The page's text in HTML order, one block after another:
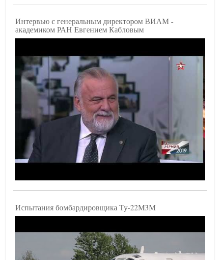
Интервью с генеральным директором ВИАМ -
академиком РАН Евгением Кабловым
Испытания бомбардировщика Ту-22М3М